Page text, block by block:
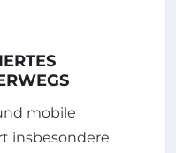
mobile
insbesondere